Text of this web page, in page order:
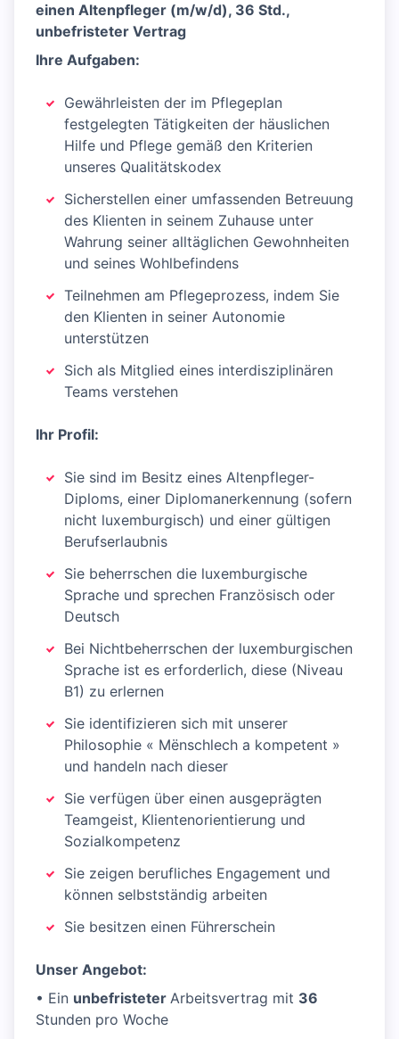
einen Altenpfleger (m/w/d), 36 Std.,
unbefristeter Vertrag
Ihre Aufgaben:
Gewährleisten der im Pflegeplan
festgelegten Tätigkeiten der häuslichen
Hilfe und Pflege gemäß den Kriterien
unseres Qualitätskodex
Sicherstellen einer umfassenden Betreuung
des Klienten in seinem Zuhause unter
Wahrung seiner alltäglichen Gewohnheiten
und seines Wohlbefindens
Teilnehmen am Pflegeprozess, indem Sie
den Klienten in seiner Autonomie
unterstützen
Sich als Mitglied eines interdisziplinären
Teams verstehen
Ihr Profil:
Sie sind im Besitz eines Altenpfleger-
Diploms, einer Diplomanerkennung (sofern
nicht luxemburgisch) und einer gültigen
Berufserlaubnis
Sie beherrschen die luxemburgische
Sprache und sprechen Französisch oder
Deutsch
Bei Nichtbeherrschen der luxemburgischen
Sprache ist es erforderlich, diese (Niveau
B1) zu erlernen
Sie identifizieren sich mit unserer
Philosophie « Mënschlech a kompetent »
und handeln nach dieser
Sie verfügen über einen ausgeprägten
Teamgeist, Klientenorientierung und
Sozialkompetenz
Sie zeigen berufliches Engagement und
können selbstständig arbeiten
Sie besitzen einen Führerschein
Unser Angebot:
• Ein unbefristeter Arbeitsvertrag mit 36
Stunden pro Woche